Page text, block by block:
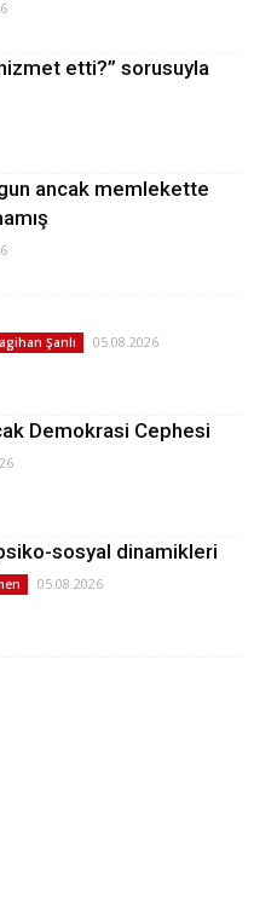
etti?” sorusuyla
ancak memlekette
Şanlı 05.08.2026
Demokrasi Cephesi
sosyal dinamikleri
05.08.2026